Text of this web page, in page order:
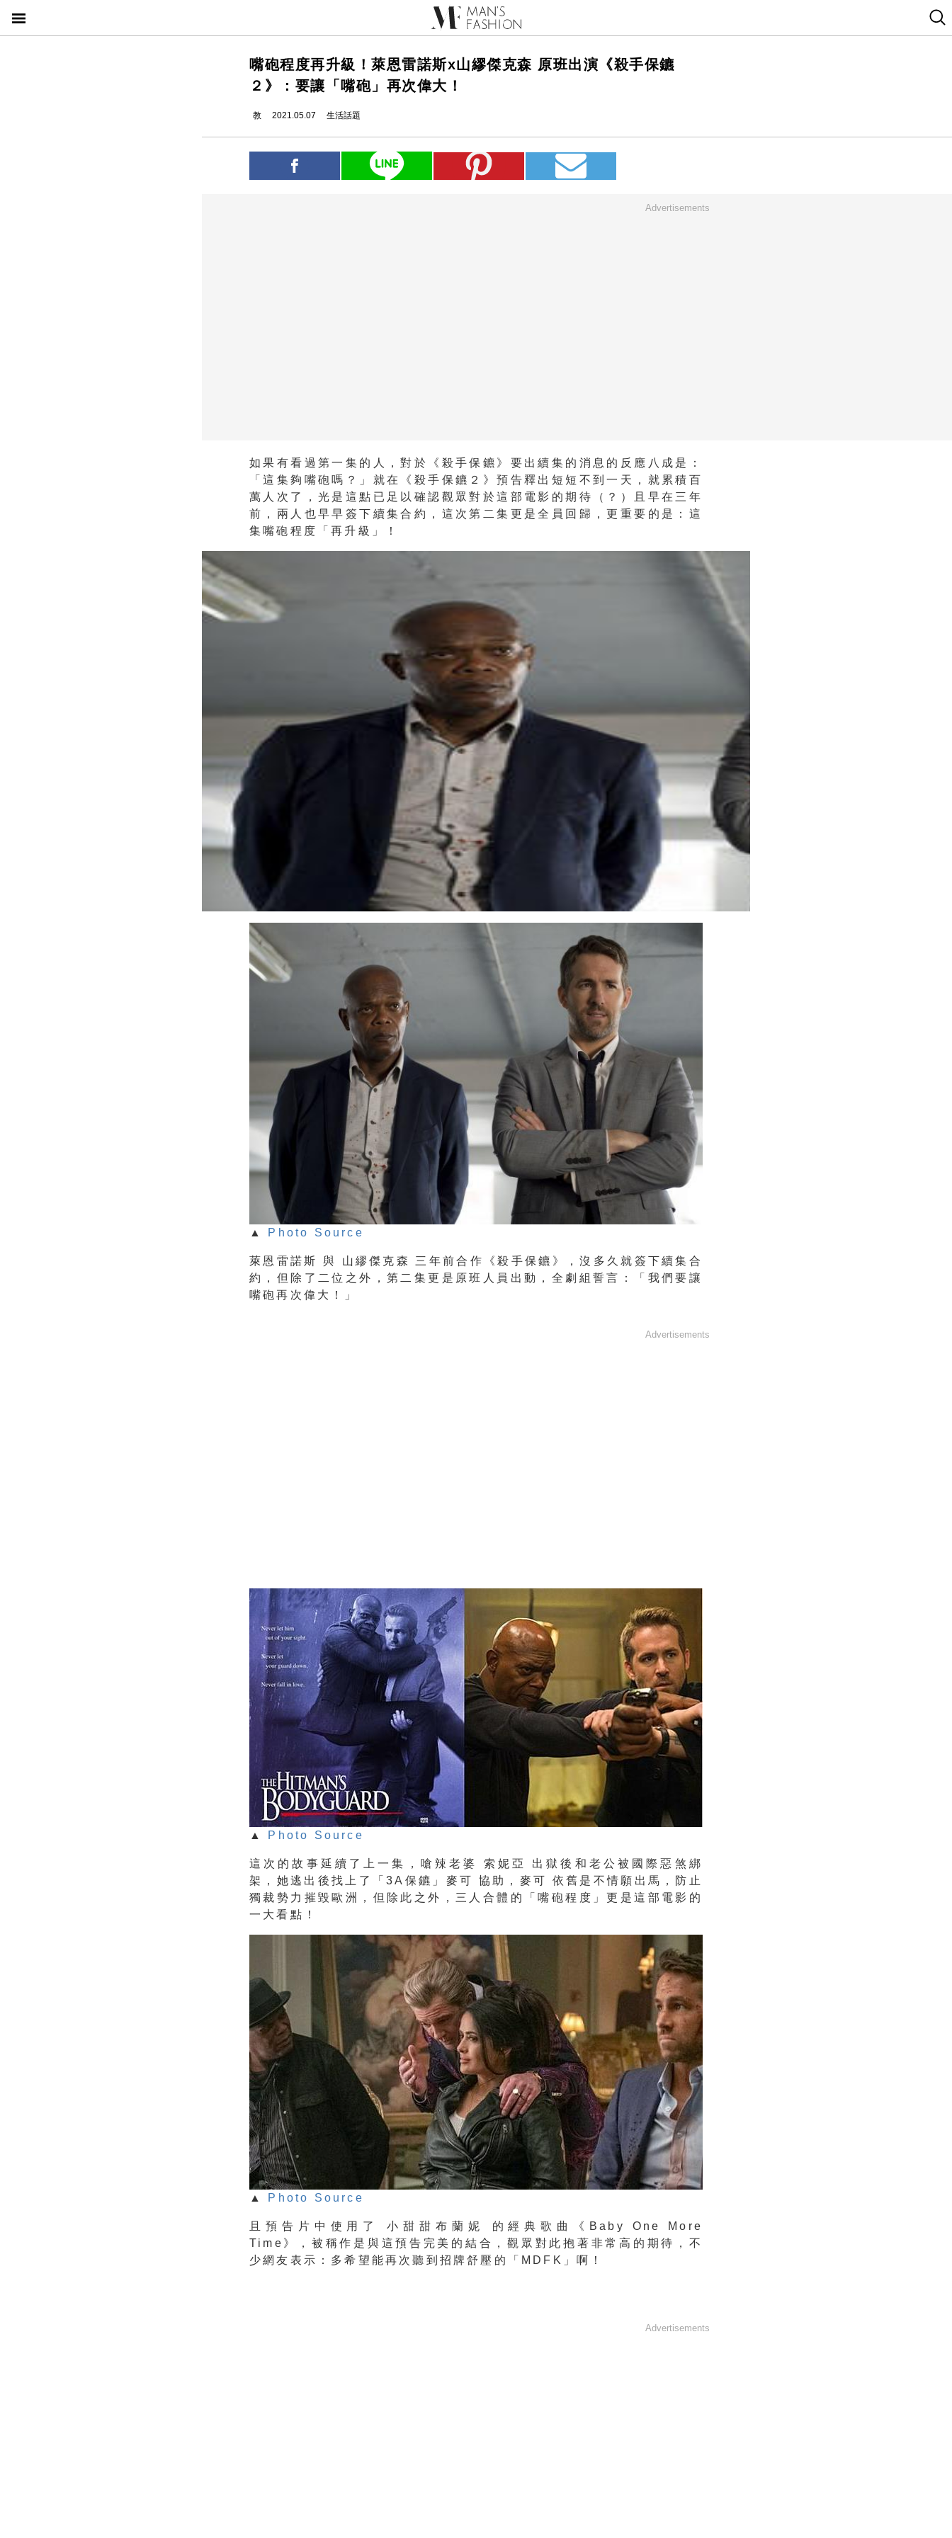
嘴砲程度再升級！萊恩雷諾斯x山繆傑克森 原班出演《殺手保鑣
２》：要讓「嘴砲」再次偉大！
教 2021.05.07 生活話題
Advertisements
如果有看過第一集的人，對於《殺手保鑣》要出續集的消息的反應八成是：
「這集夠嘴砲嗎？」就在《殺手保鑣２》預告釋出短短不到一天，就累積百
萬人次了，光是這點已足以確認觀眾對於這部電影的期待（？）且早在三年
前，兩人也早早簽下續集合約，這次第二集更是全員回歸，更重要的是：這
集嘴砲程度「再升級」！
▲ Photo Source
萊恩雷諾斯 與 山繆傑克森 三年前合作《殺手保鑣》，沒多久就簽下續集合
約，但除了二位之外，第二集更是原班人員出動，全劇組誓言：「我們要讓
嘴砲再次偉大！」
Advertisements
▲ Photo Source
這次的故事延續了上一集，嗆辣老婆 索妮亞 出獄後和老公被國際惡煞綁
架，她逃出後找上了「3A保鑣」麥可 協助，麥可 依舊是不情願出馬，防止
獨裁勢力摧毀歐洲，但除此之外，三人合體的「嘴砲程度」更是這部電影的
一大看點！
▲ Photo Source
且預告片中使用了 小甜甜布蘭妮 的經典歌曲《Baby One More
Time》，被稱作是與這預告完美的結合，觀眾對此抱著非常高的期待，不
少網友表示：多希望能再次聽到招牌舒壓的「MDFK」啊！
Advertisements